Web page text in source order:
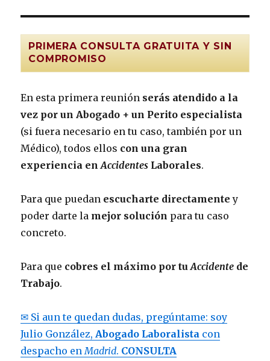
PRIMERA CONSULTA GRATUITA Y SIN
COMPROMISO
En esta primera reunión serás atendido a la
vez por un Abogado + un Perito especialista
(si fuera necesario en tu caso, también por un
Médico), todos ellos con una gran
experiencia enAccidentes Laborales.
Para que puedan escucharte directamente y
poder darte la mejor solución para tu caso
concreto.
Para que cobres el máximo por tuAccidente de
Trabajo.
✉ Si aun te quedan dudas, pregúntame: soy
Julio González,Abogado Laboralista con
despacho enMadrid. CONSULTA